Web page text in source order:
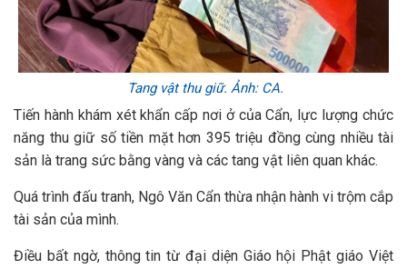
Tang vật thu giữ. Ảnh: CA.
Tiến hành khám xét khẩn cấp nơi ở của Cẩn, lực lượng chức
năng thu giữ số tiền mặt hơn 395 triệu đồng cùng nhiều tài
sản là trang sức bằng vàng và các tang vật liên quan khác.
Quá trình đấu tranh, Ngô Văn Cẩn thừa nhận hành vi trộm cắp
tài sản của mình.
Điều bất ngờ, thông tin từ đại diện Giáo hội Phật giáo Việt